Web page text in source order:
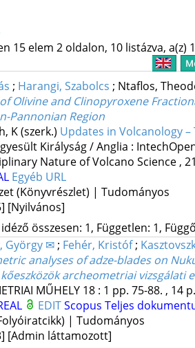
15 elem 2 oldalon, 10 listázva, a(z)
; Harangi, Szabolcs ; Ntaflos,
Olivine and Clinopyroxene
Pannonian Region
K (szerk.) Updates in Volcanology
Királyság / Anglia :
Nature of Volcano Science ,
Egyéb URL
(Könyvrészlet) | Tudományos
[Nyilvános]
összesen: 1, Független: 1,
György ✉; Fehér, Kristóf;
analyses of adze-blades on
archeometriai vizsgálati
MŰHELY 18: 1 pp. 75-88. , 14
EDITScopus Teljes
| Tudományos
[Admin láttamozott]